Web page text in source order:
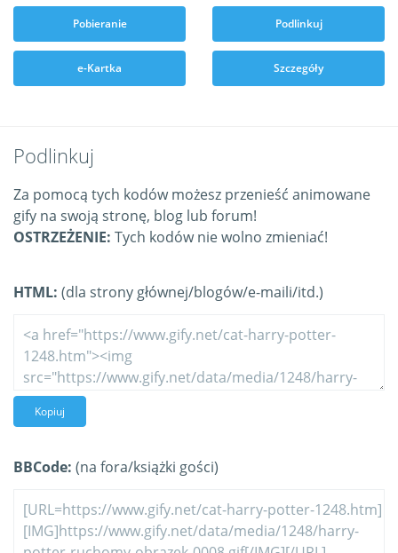
Pobieranie Podlinkuj
e-Kartka Szczegóły
Podlinkuj
Za pomocą tych kodów możesz przenieść animowane
gify na swoją stronę, blog lub forum!
OSTRZEŻENIE: Tych kodów nie wolno zmieniać!
HTML: (dla strony głównej/blogów/e-maili/itd.)
Kopiuj
BBCode: (na fora/książki gości)